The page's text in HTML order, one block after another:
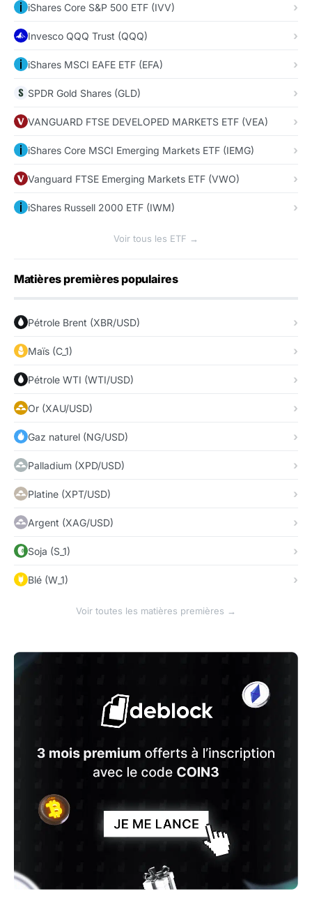
iShares Core S&P 500 ETF (IVV)
Invesco QQQ Trust (QQQ)
iShares MSCI EAFE ETF (EFA)
SPDR Gold Shares (GLD)
VANGUARD FTSE DEVELOPED MARKETS ETF (VEA)
iShares Core MSCI Emerging Markets ETF (IEMG)
Vanguard FTSE Emerging Markets ETF (VWO)
iShares Russell 2000 ETF (IWM)
Voir tous les ETF →
Matières premières populaires
Pétrole Brent (XBR/USD)
Maïs (C_1)
Pétrole WTI (WTI/USD)
Or (XAU/USD)
Gaz naturel (NG/USD)
Palladium (XPD/USD)
Platine (XPT/USD)
Argent (XAG/USD)
Soja (S_1)
Blé (W_1)
Voir toutes les matières premières →